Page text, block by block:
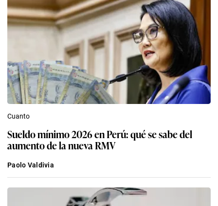
Cuanto
Sueldo mínimo 2026 en Perú: qué se sabe del
aumento de la nueva RMV
Paolo Valdivia